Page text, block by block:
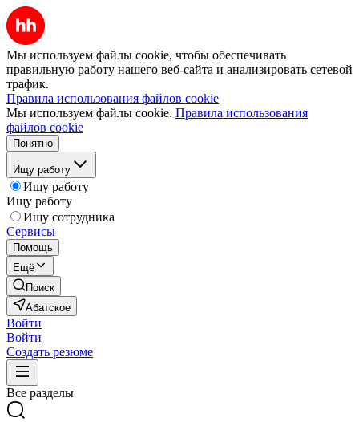
Мы используем файлы cookie, чтобы обеспечивать
правильную работу нашего веб-сайта и анализировать сетевой
трафик.
Правила использования файлов cookie
Мы используем файлы cookie. Правила использования
файлов cookie
Понятно
Ищу работу
Ищу работу
Ищу работу
Ищу сотрудника
Сервисы
Помощь
Ещё
Поиск
Абатское
Войти
Войти
Создать резюме
Все разделы